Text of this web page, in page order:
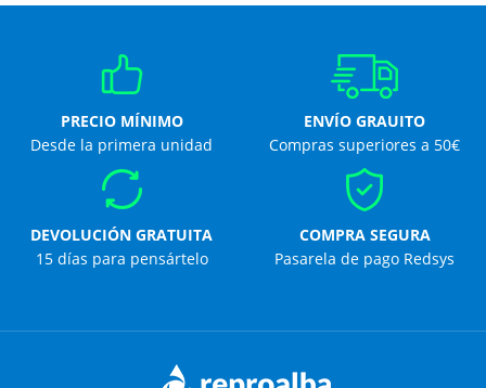
PRECIO MÍNIMO
Desde la primera unidad
ENVÍO GRAUITO
Compras superiores a 50€
DEVOLUCIÓN GRATUITA
15 días para pensártelo
COMPRA SEGURA
Pasarela de pago Redsys